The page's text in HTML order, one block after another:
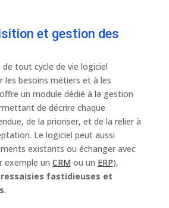
et gestion des
tout cycle de vie logiciel
les besoins métiers et à les
un module dédié à la gestion
de décrire chaque
de la prioriser, et de la relier à
Le logiciel peut aussi
existants ou échanger avec
exemple un CRM ou un ERP),
fastidieuses et
.